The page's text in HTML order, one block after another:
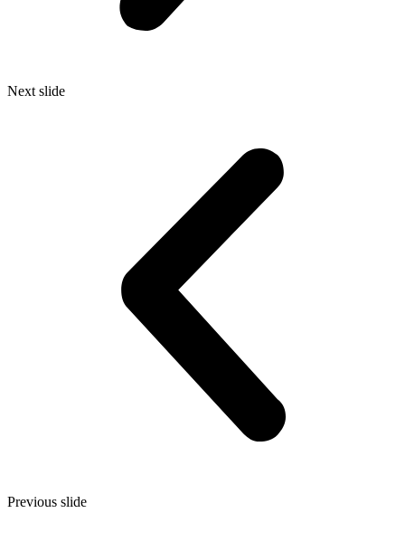
Next slide
Previous slide